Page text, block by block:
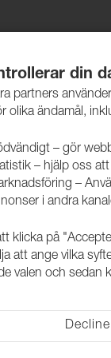
Produkter
din
partners
olika ändamål,
– gör
– hjälp oss
–
i andra
klicka på
att ange vilka
valen och sedan